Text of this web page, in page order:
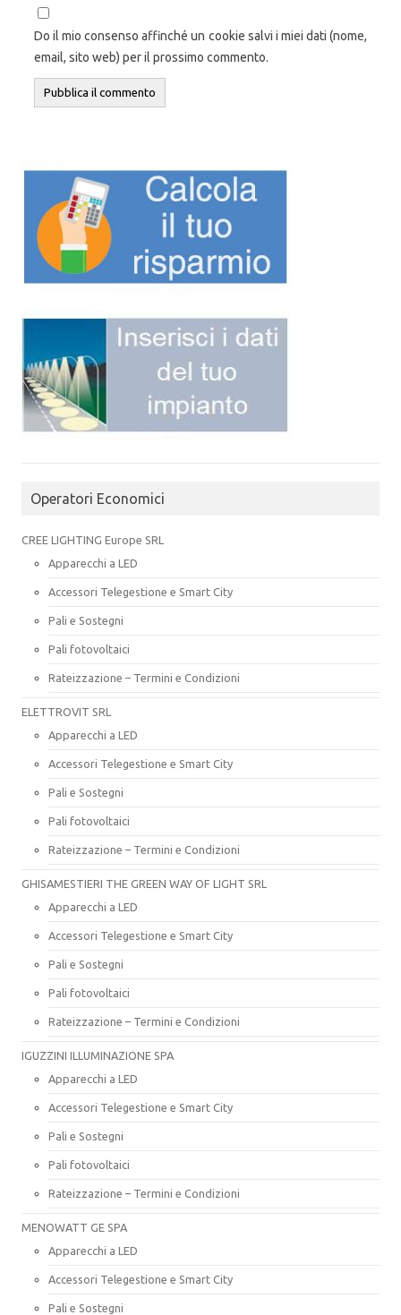
Do il mio consenso affinché un cookie salvi i miei dati (nome,
email, sito web) per il prossimo commento.
Operatori Economici
CREE LIGHTING Europe SRL
Apparecchi a LED
Accessori Telegestione e Smart City
Pali e Sostegni
Pali fotovoltaici
Rateizzazione – Termini e Condizioni
ELETTROVIT SRL
Apparecchi a LED
Accessori Telegestione e Smart City
Pali e Sostegni
Pali fotovoltaici
Rateizzazione – Termini e Condizioni
GHISAMESTIERI THE GREEN WAY OF LIGHT SRL
Apparecchi a LED
Accessori Telegestione e Smart City
Pali e Sostegni
Pali fotovoltaici
Rateizzazione – Termini e Condizioni
IGUZZINI ILLUMINAZIONE SPA
Apparecchi a LED
Accessori Telegestione e Smart City
Pali e Sostegni
Pali fotovoltaici
Rateizzazione – Termini e Condizioni
MENOWATT GE SPA
Apparecchi a LED
Accessori Telegestione e Smart City
Pali e Sostegni